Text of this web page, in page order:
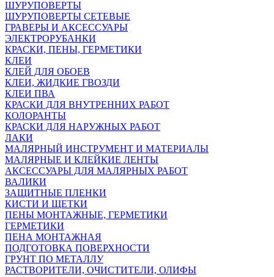
ШУРУПОВЕРТЫ
ШУРУПОВЕРТЫ СЕТЕВЫЕ
ГРАВЕРЫ И АКСЕССУАРЫ
ЭЛЕКТРОРУБАНКИ
КРАСКИ, ПЕНЫ, ГЕРМЕТИКИ
КЛЕИ
КЛЕЙ ДЛЯ ОБОЕВ
КЛЕИ, ЖИДКИЕ ГВОЗДИ
КЛЕИ ПВА
КРАСКИ ДЛЯ ВНУТРЕННИХ РАБОТ
КОЛОРАНТЫ
КРАСКИ ДЛЯ НАРУЖНЫХ РАБОТ
ЛАКИ
МАЛЯРНЫЙ ИНСТРУМЕНТ И МАТЕРИАЛЫ
МАЛЯРНЫЕ И КЛЕЙКИЕ ЛЕНТЫ
АКСЕССУАРЫ ДЛЯ МАЛЯРНЫХ РАБОТ
ВАЛИКИ
ЗАЩИТНЫЕ ПЛЕНКИ
КИСТИ И ЩЕТКИ
ПЕНЫ МОНТАЖНЫЕ, ГЕРМЕТИКИ
ГЕРМЕТИКИ
ПЕНА МОНТАЖНАЯ
ПОДГОТОВКА ПОВЕРХНОСТИ
ГРУНТ ПО МЕТАЛЛУ
РАСТВОРИТЕЛИ, ОЧИСТИТЕЛИ, ОЛИФЫ